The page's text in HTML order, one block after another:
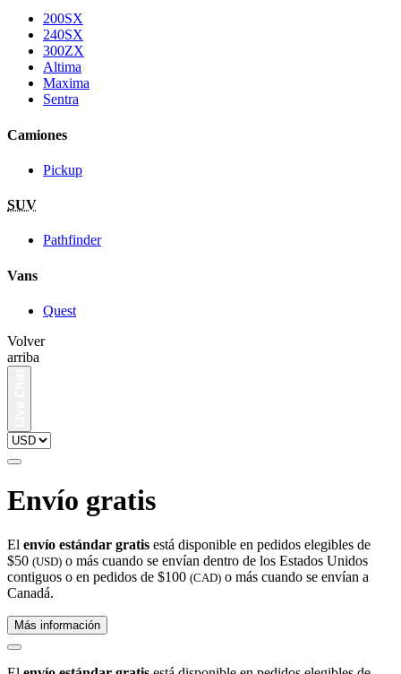
200SX
240SX
300ZX
Altima
Maxima
Sentra
Camiones
Pickup
SUV
Pathfinder
Vans
Quest
Volver
arriba
Envío gratis
El envío estándar gratis está disponible en pedidos elegibles de
$50 (USD) o más cuando se envían dentro de los Estados Unidos
contiguos o en pedidos de $100 (CAD) o más cuando se envían a
Canadá.
Más información